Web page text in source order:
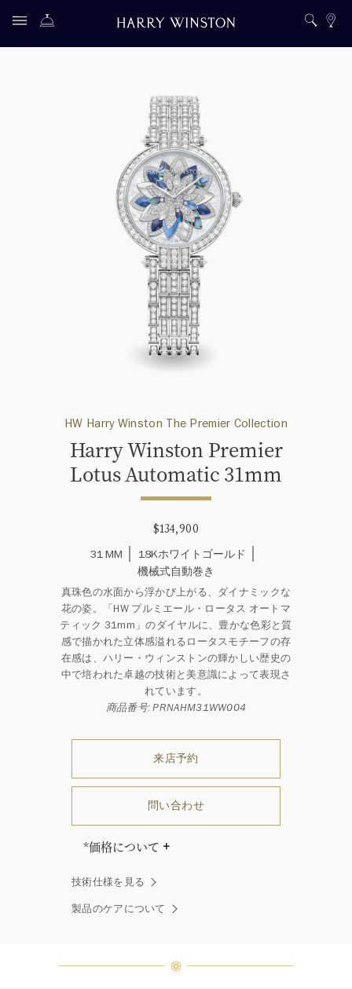
HW Harry Winston The Premier Collection
Harry Winston Premier
Lotus Automatic 31mm
$134,900
31 MM
18Kホワイトゴールド
機械式自動巻き
真珠色の水面から浮かび上がる、ダイナミックな
花の姿。「HW プルミエール・ロータス オートマ
ティック 31mm」のダイヤルに、豊かな色彩と質
感で描かれた立体感溢れるロータスモチーフの存
在感は、ハリー・ウィンストンの輝かしい歴史の
中で培われた卓越の技術と美意識によって表現さ
れています。
商品番号: PRNAHM31WW004
来店予約
問い合わせ
*価格について
ありません」創始者ハリー・ウィン
ストンはそう語りました。ハリー・
ウィンストンによって厳選された最
の個性を有する天然の素材であるた
技術仕様を見る
製品のケアについて